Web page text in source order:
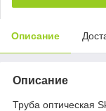
Описание
Описание
Труба оптическая